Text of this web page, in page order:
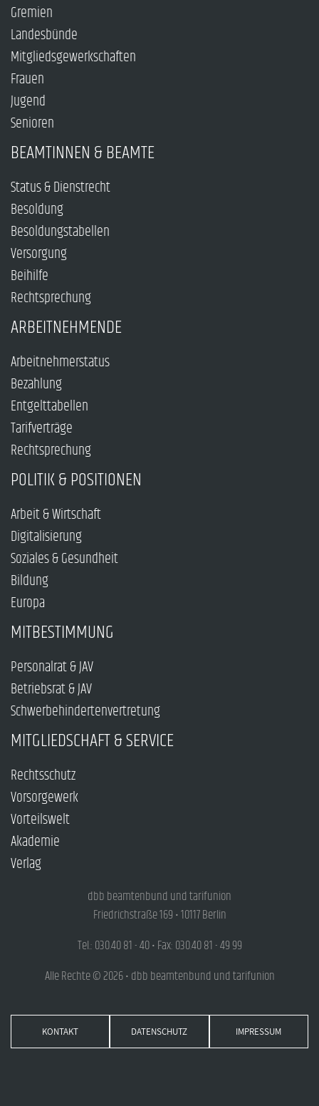
Gremien
Landesbünde
Mitgliedsgewerkschaften
Frauen
Jugend
Senioren
BEAMTINNEN & BEAMTE
Status & Dienstrecht
Besoldung
Besoldungstabellen
Versorgung
Beihilfe
Rechtsprechung
ARBEITNEHMENDE
Arbeitnehmerstatus
Bezahlung
Entgelttabellen
Tarifverträge
Rechtsprechung
POLITIK & POSITIONEN
Arbeit & Wirtschaft
Digitalisierung
Soziales & Gesundheit
Bildung
Europa
MITBESTIMMUNG
Personalrat & JAV
Betriebsrat & JAV
Schwerbehindertenvertretung
MITGLIEDSCHAFT & SERVICE
Rechtsschutz
Vorsorgewerk
Vorteilswelt
Akademie
Verlag
dbb beamtenbund und tarifunion
Friedrichstraße 169 • 10117 Berlin
Tel.: 030.40 81 - 40 • Fax: 030.40 81 - 49 99
Alle Rechte © 2026 • dbb beamtenbund und tarifunion
KONTAKT DATENSCHUTZ IMPRESSUM